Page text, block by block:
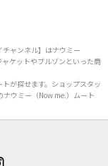
ャンネル】はナウミー
ャケットやブルゾンといった商
が探せます。ショップスタッ
ウミー（Now me.）ムート